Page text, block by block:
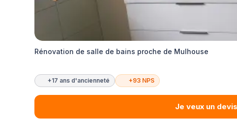
Rénovation de salle de bains proche de Mulhouse
+17 ans d'ancienneté +93 NPS
Je veux un